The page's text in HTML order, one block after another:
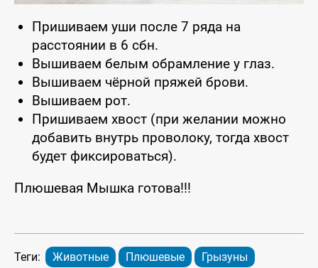
Пришиваем уши после 7 ряда на
расстоянии в 6 сбн.
Вышиваем белым обрамление у глаз.
Вышиваем чёрной пряжей брови.
Вышиваем рот.
Пришиваем хвост (при желании можно
добавить внутрь проволоку, тогда хвост
будет фиксироваться).
Плюшевая Мышка готова!!!
Теги: Животные Плюшевые Грызуны